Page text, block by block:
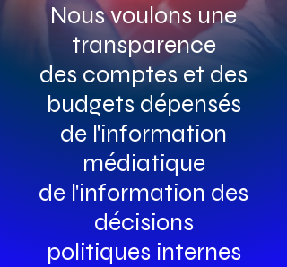
Nous voulons une
transparence
des comptes et des
budgets dépensés
de l'information
médiatique
de l'information des
décisions
politiques internes